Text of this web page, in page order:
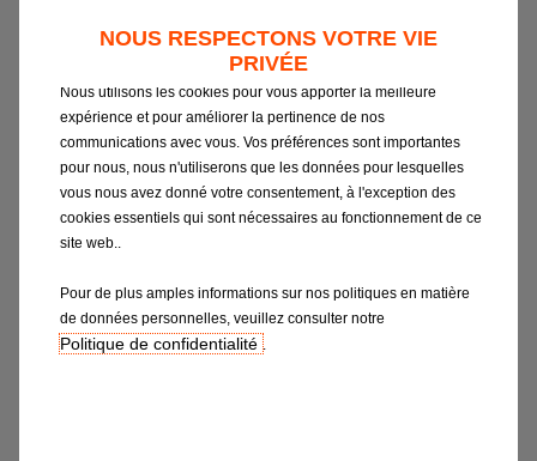
automobile est un système complexe qui réclame
condenseur, la bouteille déshydratante, le
détendeur, l’évaporateur, le pulseur, le filtre…
autant d’éléments qu’il est nécessaire de
préserver pour un fonctionnement optimal du
système.
est un élément de confort mais aussi de sécurité,
et ce même en hiver ! Durant la saison froide, elle
permet de réchauffer et d’assécher l’air de
NOUS RESPECTONS VOTRE VIE
PRIVÉE
Nous utilisons les cookies pour vous apporter la meilleure
expérience et pour améliorer la pertinence de nos
communications avec vous. Vos préférences sont importantes
pour nous, nous n'utiliserons que les données pour lesquelles
vous nous avez donné votre consentement, à l'exception des
cookies essentiels qui sont nécessaires au fonctionnement de ce
site web..
Pour de plus amples informations sur nos politiques en matière
de données personnelles, veuillez consulter notre
Politique de confidentialité .